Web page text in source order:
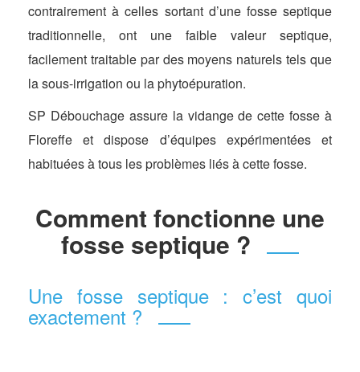
contrairement à celles sortant d’une fosse septique
traditionnelle, ont une faible valeur septique,
facilement traitable par des moyens naturels tels que
la sous-irrigation ou la phytoépuration.
SP Débouchage assure la vidange de cette fosse à
Floreffe et dispose d’équipes expérimentées et
habituées à tous les problèmes liés à cette fosse.
Comment fonctionne une
fosse septique ?
Une fosse septique : c’est quoi
exactement ?